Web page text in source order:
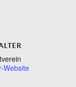
Website